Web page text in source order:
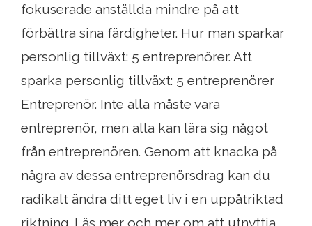
fokuserade anställda mindre på att
förbättra sina färdigheter. Hur man sparkar
personlig tillväxt: 5 entreprenörer. Att
sparka personlig tillväxt: 5 entreprenörer
Entreprenör. Inte alla måste vara
entreprenör, men alla kan lära sig något
från entreprenören. Genom att knacka på
några av dessa entreprenörsdrag kan du
radikalt ändra ditt eget liv i en uppåtriktad
riktning. Läs mer och mer om att utnyttja